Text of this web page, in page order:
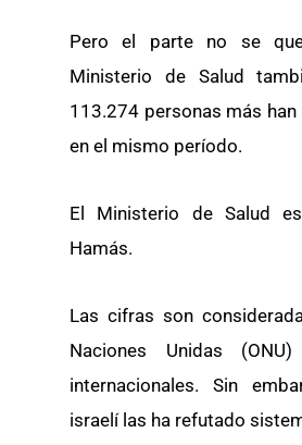
Pero el parte no se
Ministerio de Salud
113.274 personas más
en el mismo período.
El Ministerio de Salud
Hamás.
Las cifras son
Naciones Unidas
internacionales. Sin
israelí las ha refutado